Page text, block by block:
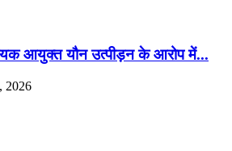
आयुक्त यौन उत्पीड़न के आरोप में...
2026